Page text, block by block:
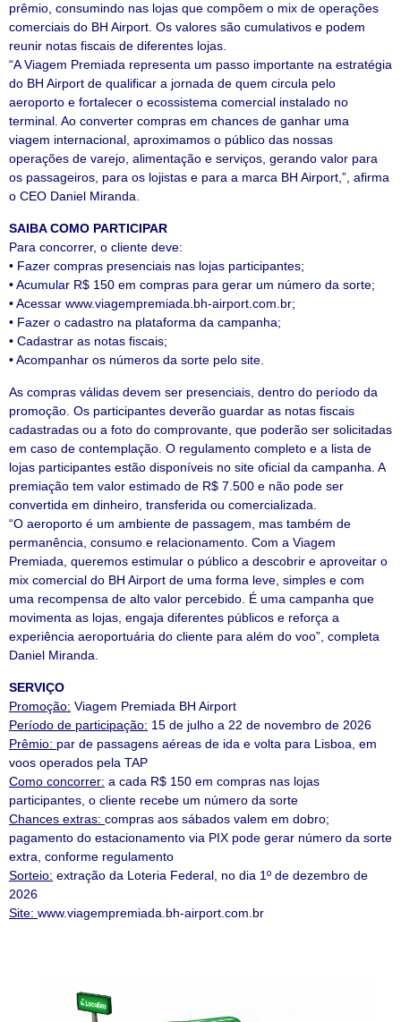
prêmio, consumindo nas lojas que compõem o mix de operações
comerciais do BH Airport. Os valores são cumulativos e podem
reunir notas fiscais de diferentes lojas.
“A Viagem Premiada representa um passo importante na estratégia
do BH Airport de qualificar a jornada de quem circula pelo
aeroporto e fortalecer o ecossistema comercial instalado no
terminal. Ao converter compras em chances de ganhar uma
viagem internacional, aproximamos o público das nossas
operações de varejo, alimentação e serviços, gerando valor para
os passageiros, para os lojistas e para a marca BH Airport,”, afirma
o CEO Daniel Miranda.
SAIBA COMO PARTICIPAR
Para concorrer, o cliente deve:
• Fazer compras presenciais nas lojas participantes;
• Acumular R$ 150 em compras para gerar um número da sorte;
• Acessar www.viagempremiada.bh-airport.com.br;
• Fazer o cadastro na plataforma da campanha;
• Cadastrar as notas fiscais;
• Acompanhar os números da sorte pelo site.
As compras válidas devem ser presenciais, dentro do período da
promoção. Os participantes deverão guardar as notas fiscais
cadastradas ou a foto do comprovante, que poderão ser solicitadas
em caso de contemplação. O regulamento completo e a lista de
lojas participantes estão disponíveis no site oficial da campanha. A
premiação tem valor estimado de R$ 7.500 e não pode ser
convertida em dinheiro, transferida ou comercializada.
“O aeroporto é um ambiente de passagem, mas também de
permanência, consumo e relacionamento. Com a Viagem
Premiada, queremos estimular o público a descobrir e aproveitar o
mix comercial do BH Airport de uma forma leve, simples e com
uma recompensa de alto valor percebido. É uma campanha que
movimenta as lojas, engaja diferentes públicos e reforça a
experiência aeroportuária do cliente para além do voo”, completa
Daniel Miranda.
SERVIÇO
Promoção: Viagem Premiada BH Airport
Período de participação: 15 de julho a 22 de novembro de 2026
Prêmio: par de passagens aéreas de ida e volta para Lisboa, em
voos operados pela TAP
Como concorrer: a cada R$ 150 em compras nas lojas
participantes, o cliente recebe um número da sorte
Chances extras: compras aos sábados valem em dobro;
pagamento do estacionamento via PIX pode gerar número da sorte
extra, conforme regulamento
Sorteio: extração da Loteria Federal, no dia 1º de dezembro de
2026
Site: www.viagempremiada.bh-airport.com.br